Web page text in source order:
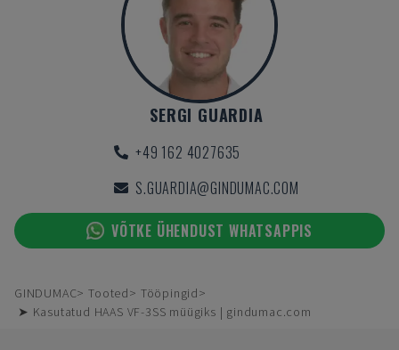
SERGI GUARDIA
+49 162 4027635
S.GUARDIA@GINDUMAC.COM
VÕTKE ÜHENDUST WHATSAPPIS
GINDUMAC Tooted
Tööpingid
➤ Kasutatud HAAS VF-3SS müügiks | gindumac.com